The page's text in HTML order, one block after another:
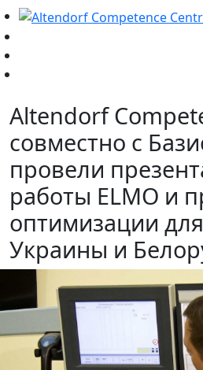
Altendorf
совместно с
провели
работы ELMO и
оптимизации
Украины и